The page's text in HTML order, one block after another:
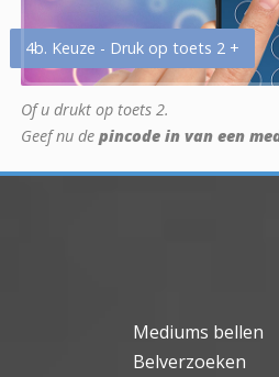
4b. Keuze - Druk op toets 2 +
Of u drukt op toets 2.
Geef nu de pincode in van een
Mediums bellen
Belverzoeken